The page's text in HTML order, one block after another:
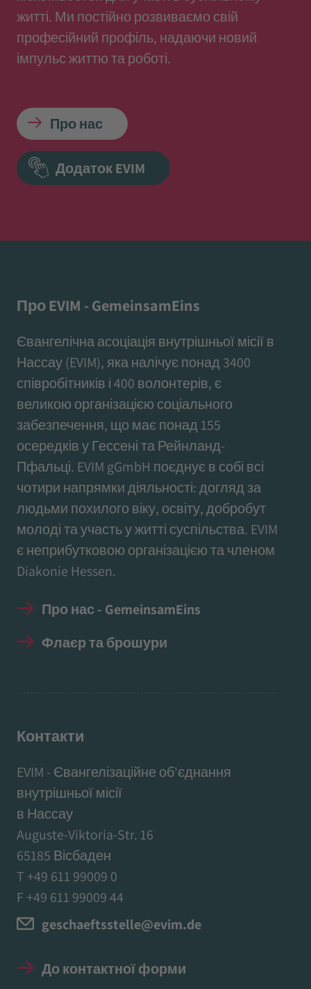
житті. Ми постійно розвиваємо свій
професійний профіль, надаючи новий
імпульс життю та роботі.
Про нас
Додаток EVIM
Про EVIM - GemeinsamEins
Євангелічна асоціація внутрішньої місії в
Нассау (EVIM), яка налічує понад 3400
співробітників і 400 волонтерів, є
великою організацією соціального
забезпечення, що має понад 155
осередків у Гессені та Рейнланд-
Пфальці. EVIM gGmbH поєднує в собі всі
чотири напрямки діяльності: догляд за
людьми похилого віку, освіту, добробут
молоді та участь у житті суспільства. EVIM
є неприбутковою організацією та членом
Diakonie Hessen.
Про нас - GemeinsamEins
Флаєр та брошури
Контакти
EVIM - Євангелізаційне об'єднання
внутрішньої місії
в Нассау
Auguste-Viktoria-Str. 16
65185 Вісбаден
T +49 611 99009 0
F +49 611 99009 44
geschaeftsstelle@evim.de
До контактної форми